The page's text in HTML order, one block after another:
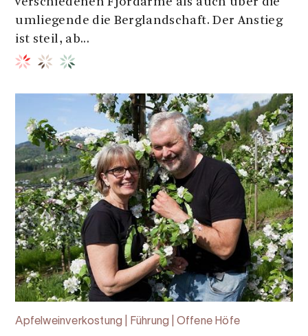
umliegende die Berglandschaft. Der Anstieg
ist steil, ab...
Apfelweinverkostung | Führung | Offene Höfe